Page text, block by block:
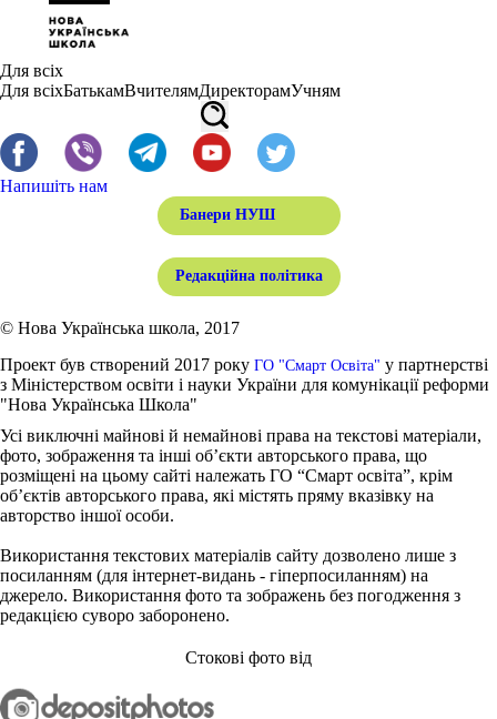
Для всіх
Для всіхБатькамВчителямДиректорамУчням
Напишіть нам
Банери НУШ
Редакційна політика
© Нова Українська школа, 2017
Проект був створений 2017 року ГО "Смарт Освіта" у партнерстві
з Міністерством освіти і науки України для комунікації реформи
"Нова Українська Школа"
Усі виключні майнові й немайнові права на текстові матеріали,
фото, зображення та інші об’єкти авторського права, що
розміщені на цьому сайті належать ГО “Смарт освіта”, крім
об’єктів авторського права, які містять пряму вказівку на
авторство іншої особи.
Використання текстових матеріалів сайту дозволено лише з
посиланням (для інтернет-видань - гіперпосиланням) на
джерело. Використання фото та зображень без погодження з
редакцією суворо заборонено.
Стокові фото від